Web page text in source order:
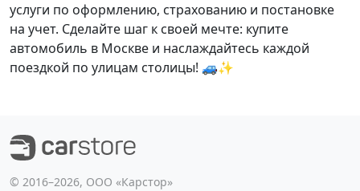
услуги по оформлению, страхованию и постановке
на учет. Сделайте шаг к своей мечте: купите
автомобиль в Москве и наслаждайтесь каждой
поездкой по улицам столицы! 🚙✨
©️ 2016–2026, ООО «Карстор»